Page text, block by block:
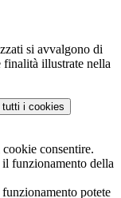
si avvalgono di
finalità illustrate nella
i cookies
consentire.
funzionamento della
potete